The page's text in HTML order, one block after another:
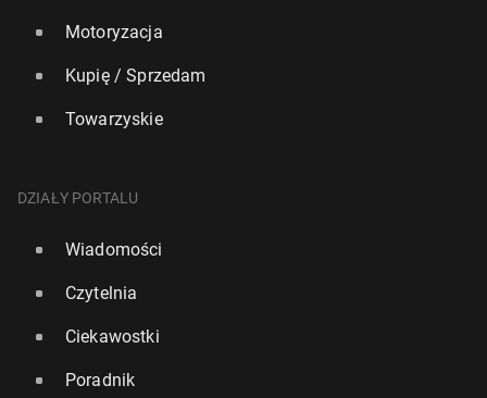
Motoryzacja
Kupię / Sprzedam
Towarzyskie
DZIAŁY PORTALU
Wiadomości
Czytelnia
Ciekawostki
Poradnik